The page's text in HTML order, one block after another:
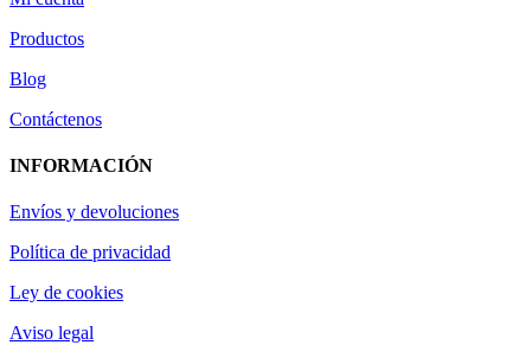
Productos
Blog
Contáctenos
INFORMACIÓN
Envíos y devoluciones
Política de privacidad
Ley de cookies
Aviso legal